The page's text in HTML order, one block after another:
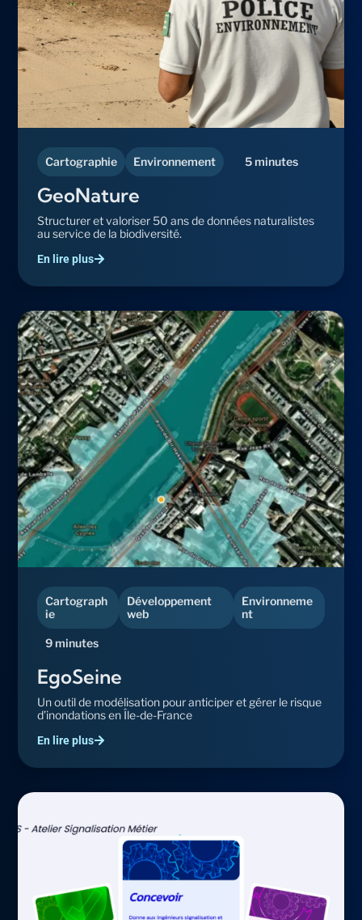
Cartographie Environnement 5 minutes
GeoNature
Structurer et valoriser 50 ans de données naturalistes
au service de la biodiversité.
En lire plus
Cartograph
ie
Développement
web
Environneme
nt
9 minutes
EgoSeine
Un outil de modélisation pour anticiper et gérer le risque
d’inondations en Île-de-France
En lire plus